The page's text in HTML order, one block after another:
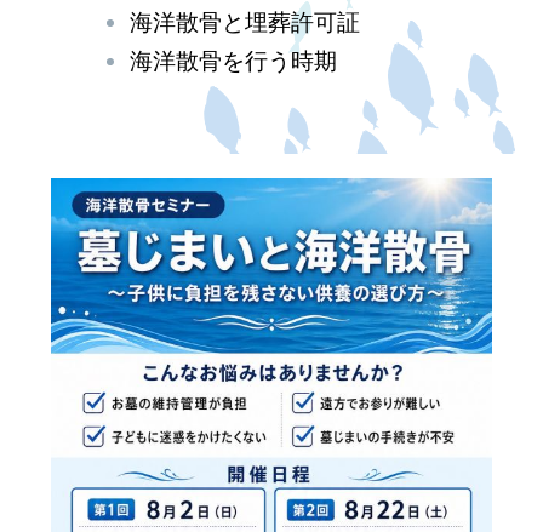
海洋散骨と埋葬許可証
海洋散骨を行う時期